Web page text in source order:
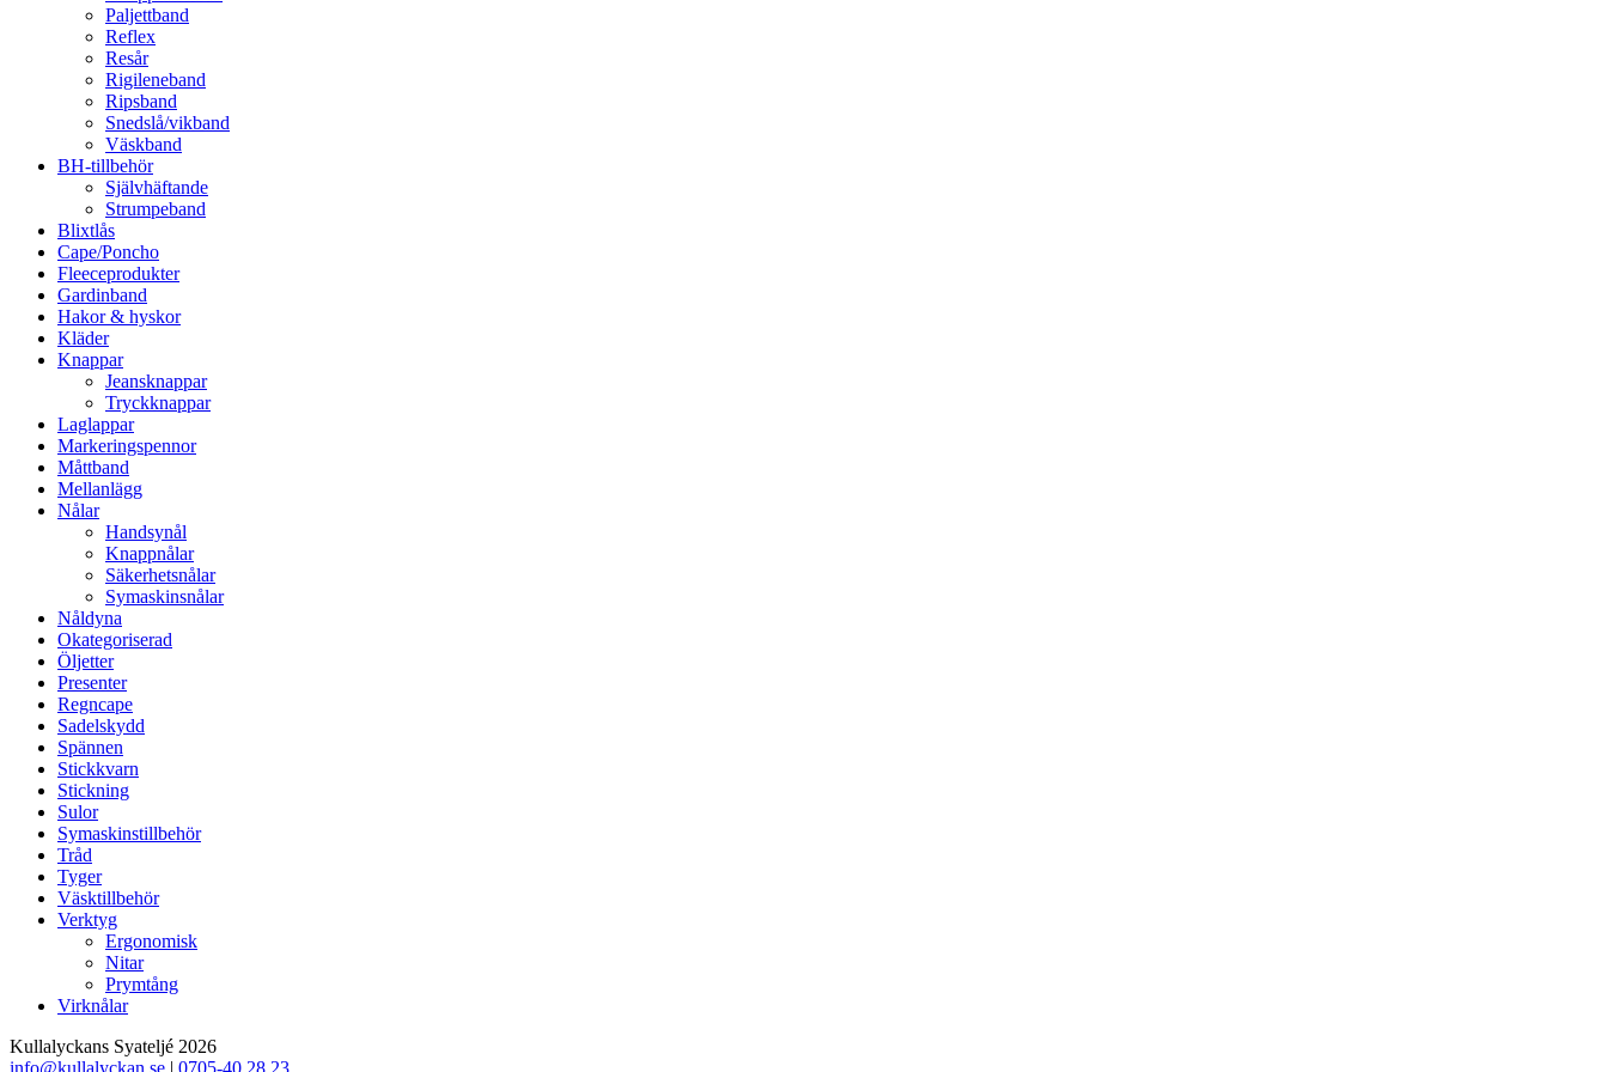
Paljettband
Reflex
Resår
Rigileneband
Ripsband
Snedslå/vikband
Väskband
BH-tillbehör
Självhäftande
Strumpeband
Blixtlås
Cape/Poncho
Fleeceprodukter
Gardinband
Hakor & hyskor
Kläder
Knappar
Jeansknappar
Tryckknappar
Laglappar
Markeringspennor
Måttband
Mellanlägg
Nålar
Handsynål
Knappnålar
Säkerhetsnålar
Symaskinsnålar
Nåldyna
Okategoriserad
Öljetter
Presenter
Regncape
Sadelskydd
Spännen
Stickkvarn
Stickning
Sulor
Symaskinstillbehör
Tråd
Tyger
Väsktillbehör
Verktyg
Ergonomisk
Nitar
Prymtång
Virknålar
Kullalyckans Syateljé 2026